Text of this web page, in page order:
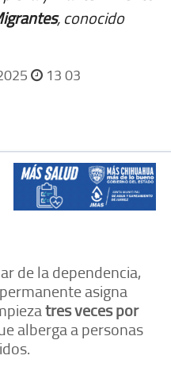
, conocido
13 03
de la dependencia,
asigna
tres veces por
alberga a personas